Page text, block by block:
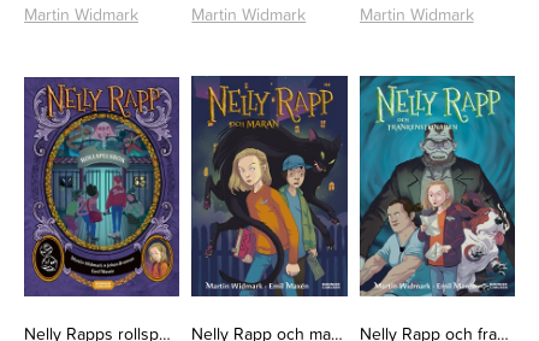
Martin Widmark
Martin Widmark
Martin Widmark
Nelly Rapps rollspelsbok för monsteragenter Nelly Rapp och maran Nelly Rapp och frankensteinaren